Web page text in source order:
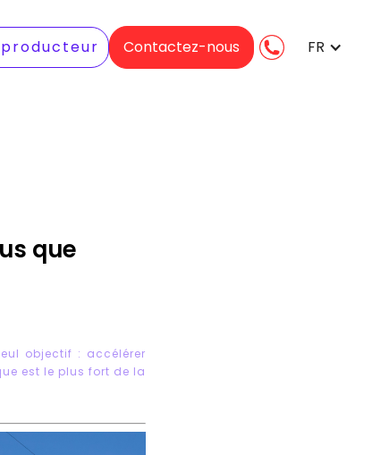
Contactez-nous FR
que
objectif : accélérer
est le plus fort de la